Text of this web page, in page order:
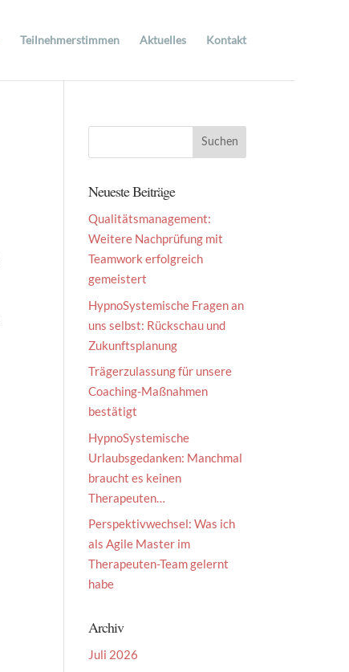
Teilnehmerstimmen Aktuelles Kontakt
Neueste Beiträge
Qualitätsmanagement:
Weitere Nachprüfung mit
Teamwork erfolgreich
gemeistert
HypnoSystemische Fragen an
uns selbst: Rückschau und
Zukunftsplanung
Trägerzulassung für unsere
Coaching-Maßnahmen
bestätigt
HypnoSystemische
Urlaubsgedanken: Manchmal
braucht es keinen
Therapeuten…
Perspektivwechsel: Was ich
als Agile Master im
Therapeuten-Team gelernt
habe
Archiv
Juli 2026